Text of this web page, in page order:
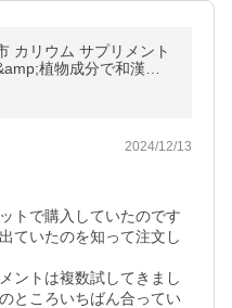
カリウム サプリメント
植物成分で和漢発
プリ 3袋約3ヶ月分
2024/12/13
トで購入していたのです
ていたのを知って注文し
ントは複数試してきまし
ところいちばん合ってい